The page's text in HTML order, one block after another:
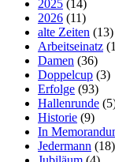
2025 (14)
2026 (11)
alte Zeiten (13)
Arbeitseinatz
Damen (36)
Doppelcup (3)
Erfolge (93)
Hallenrunde
Historie (9)
In
Jedermann (18)